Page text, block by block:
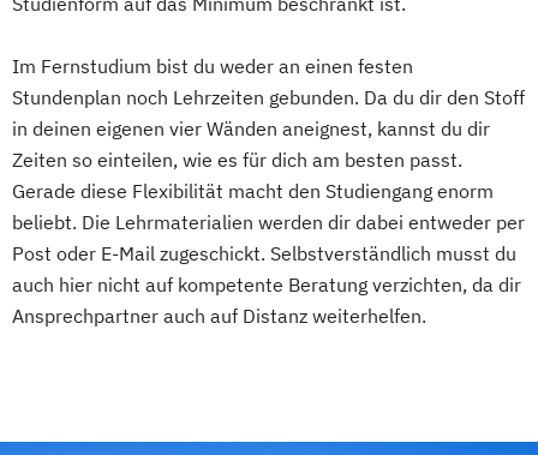
Information Technology Management
Innovation and Entrepreneurship (DE/EN)
International Healthcare Management
(DE/EN)
International Management (DE/EN)
Internationales Marketing
Journalismus und digitale Kommunikation
Kindheitspädagogik
Kindheitspädagogik für Erzieher:innen
Im Fernstudium bist du weder an einen festen
Stundenplan noch Lehrzeiten gebunden. Da du dir den Stoff
in deinen eigenen vier Wänden aneignest, kannst du dir
Zeiten so einteilen, wie es für dich am besten passt.
Gerade diese Flexibilität macht den Studiengang enorm
beliebt. Die Lehrmaterialien werden dir dabei entweder per
Post oder E-Mail zugeschickt. Selbstverständlich musst du
auch hier nicht auf kompetente Beratung verzichten, da dir
Ansprechpartner auch auf Distanz weiterhelfen.